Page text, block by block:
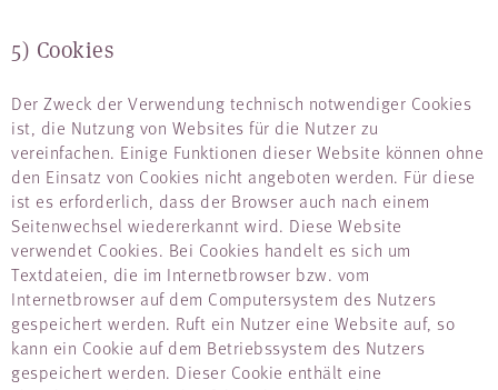
5) Cookies
Der Zweck der Verwendung technisch notwendiger Cookies
ist, die Nutzung von Websites für die Nutzer zu
vereinfachen. Einige Funktionen dieser Website können ohne
den Einsatz von Cookies nicht angeboten werden. Für diese
ist es erforderlich, dass der Browser auch nach einem
Seitenwechsel wiedererkannt wird. Diese Website
verwendet Cookies. Bei Cookies handelt es sich um
Textdateien, die im Internetbrowser bzw. vom
Internetbrowser auf dem Computersystem des Nutzers
gespeichert werden. Ruft ein Nutzer eine Website auf, so
kann ein Cookie auf dem Betriebssystem des Nutzers
gespeichert werden. Dieser Cookie enthält eine